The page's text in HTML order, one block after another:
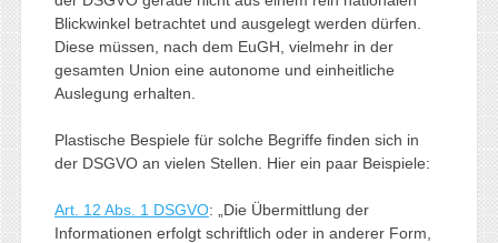
Blickwinkel betrachtet und ausgelegt werden dürfen.
Diese müssen, nach dem EuGH, vielmehr in der
gesamten Union eine autonome und einheitliche
Auslegung erhalten.
Plastische Bespiele für solche Begriffe finden sich in
der DSGVO an vielen Stellen. Hier ein paar Beispiele:
Art. 12 Abs. 1 DSGVO: „Die Übermittlung der
Informationen erfolgt schriftlich oder in anderer Form,